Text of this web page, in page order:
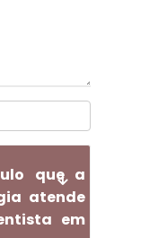
que a
atende
em